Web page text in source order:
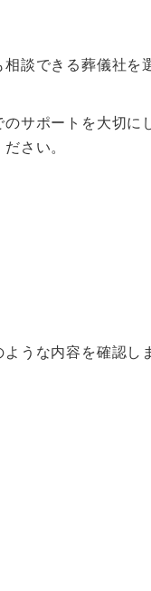
談できる葬儀社を
サポートを大切に
さい。
うな内容を確認し